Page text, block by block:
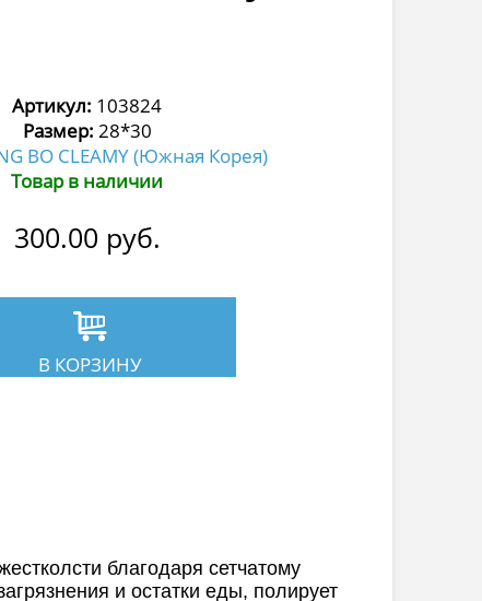
Артикул: 103824
Размер: 28*30
BO CLEAMY (Южная Корея)
Товар в наличии
300.00 руб.
В КОРЗИНУ
благодаря сетчатому
и остатки еды, полирует